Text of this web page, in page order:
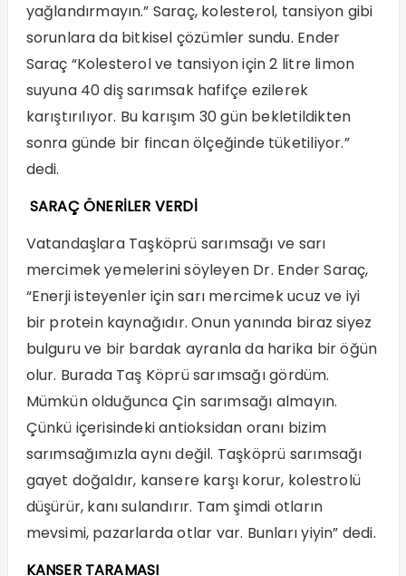
yağlandırmayın.” Saraç, kolesterol, tansiyon gibi
sorunlara da bitkisel çözümler sundu. Ender
Saraç “Kolesterol ve tansiyon için 2 litre limon
suyuna 40 diş sarımsak hafifçe ezilerek
karıştırılıyor. Bu karışım 30 gün bekletildikten
sonra günde bir fincan ölçeğinde tüketiliyor.”
dedi.
SARAÇ ÖNERİLER VERDİ
Vatandaşlara Taşköprü sarımsağı ve sarı
mercimek yemelerini söyleyen Dr. Ender Saraç,
“Enerji isteyenler için sarı mercimek ucuz ve iyi
bir protein kaynağıdır. Onun yanında biraz siyez
bulguru ve bir bardak ayranla da harika bir öğün
olur. Burada Taş Köprü sarımsağı gördüm.
Mümkün olduğunca Çin sarımsağı almayın.
Çünkü içerisindeki antioksidan oranı bizim
sarımsağımızla aynı değil. Taşköprü sarımsağı
gayet doğaldır, kansere karşı korur, kolestrolü
düşürür, kanı sulandırır. Tam şimdi otların
mevsimi, pazarlarda otlar var. Bunları yiyin” dedi.
KANSER TARAMASI